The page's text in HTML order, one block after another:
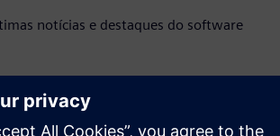
notícias e destaques do software